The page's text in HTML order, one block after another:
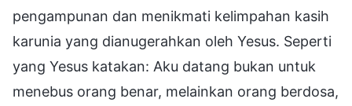
pengampunan dan menikmati kelimpahan kasih
karunia yang dianugerahkan oleh Yesus. Seperti
yang Yesus katakan: Aku datang bukan untuk
menebus orang benar, melainkan orang berdosa,